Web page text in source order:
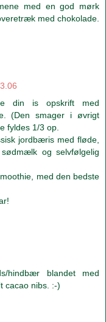
med en god mørk
med chokolade.
din is opskrift med
(Den smager i øvrigt
fyldes 1/3 op.
jordbæris med fløde,
og selvfølgelig
med den bedste
hindbær blandet med
cacao nibs. :-)